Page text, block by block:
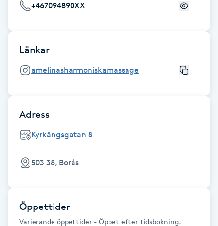
Fotsvamp
Fotvård
Fransborttagning
Fransfärgning
Fransförlängning
Fransförlängning Megavolym
+467094890XX
Länkar
amelinasharmoniskamassage
Adress
Kyrkängsgatan 8
503 38, Borås
Öppettider
Varierande öppettider - Öppet efter tidsbokning.